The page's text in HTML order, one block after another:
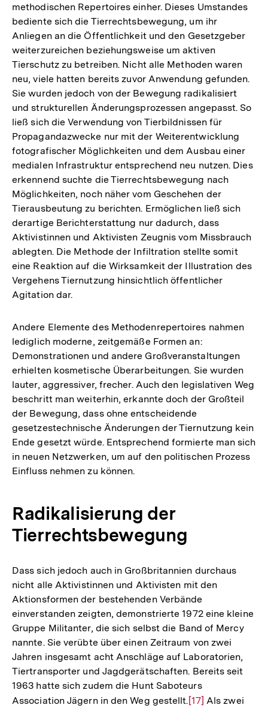
Fußnote
methodischen Repertoires einher. Dieses Umstandes
bediente sich die Tierrechtsbewegung, um ihr
Anliegen an die Öffentlichkeit und den Gesetzgeber
weiterzureichen beziehungsweise um aktiven
Tierschutz zu betreiben. Nicht alle Methoden waren
neu, viele hatten bereits zuvor Anwendung gefunden.
Sie wurden jedoch von der Bewegung radikalisiert
und strukturellen Änderungsprozessen angepasst. So
ließ sich die Verwendung von Tierbildnissen für
Propagandazwecke nur mit der Weiterentwicklung
fotografischer Möglichkeiten und dem Ausbau einer
medialen Infrastruktur entsprechend neu nutzen. Dies
erkennend suchte die Tierrechtsbewegung nach
Möglichkeiten, noch näher vom Geschehen der
Tierausbeutung zu berichten. Ermöglichen ließ sich
derartige Berichterstattung nur dadurch, dass
Aktivistinnen und Aktivisten Zeugnis vom Missbrauch
ablegten. Die Methode der Infiltration stellte somit
eine Reaktion auf die Wirksamkeit der Illustration des
Vergehens Tiernutzung hinsichtlich öffentlicher
Agitation dar.
Andere Elemente des Methodenrepertoires nahmen
lediglich moderne, zeitgemäße Formen an:
Demonstrationen und andere Großveranstaltungen
erhielten kosmetische Überarbeitungen. Sie wurden
lauter, aggressiver, frecher. Auch den legislativen Weg
beschritt man weiterhin, erkannte doch der Großteil
der Bewegung, dass ohne entscheidende
gesetzestechnische Änderungen der Tiernutzung kein
Ende gesetzt würde. Entsprechend formierte man sich
in neuen Netzwerken, um auf den politischen Prozess
Einfluss nehmen zu können.
Radikalisierung der
Tierrechtsbewegung
Dass sich jedoch auch in Großbritannien durchaus
nicht alle Aktivistinnen und Aktivisten mit den
Aktionsformen der bestehenden Verbände
einverstanden zeigten, demonstrierte 1972 eine kleine
Gruppe Militanter, die sich selbst die Band of Mercy
nannte. Sie verübte über einen Zeitraum von zwei
Jahren insgesamt acht Anschläge auf Laboratorien,
Tiertransporter und Jagdgerätschaften. Bereits seit
1963 hatte sich zudem die Hunt Saboteurs
Association Jägern in den Weg gestellt. Zur
[17] Als zwei